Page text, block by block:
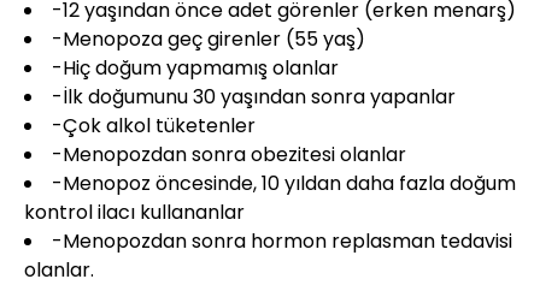
-12 yaşından önce adet görenler (erken menarş)
-Menopoza geç girenler (55 yaş)
-Hiç doğum yapmamış olanlar
-İlk doğumunu 30 yaşından sonra yapanlar
-Çok alkol tüketenler
-Menopozdan sonra obezitesi olanlar
-Menopoz öncesinde, 10 yıldan daha fazla doğum
kontrol ilacı kullananlar
-Menopozdan sonra hormon replasman tedavisi
olanlar.